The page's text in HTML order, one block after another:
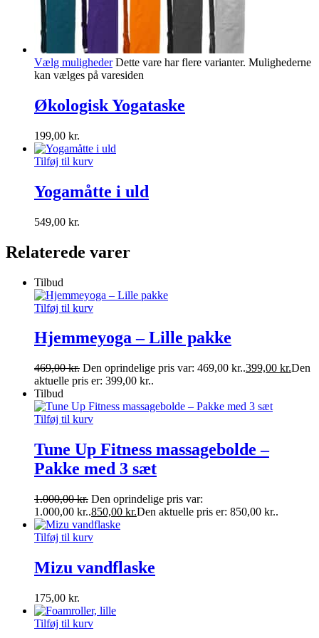
Vælg muligheder Dette vare har flere varianter. Mulighederne
kan vælges på varesiden
Økologisk Yogataske
199,00 kr.
Tilføj til kurv
Yogamåtte i uld
549,00 kr.
Relaterede varer
Tilbud
Tilføj til kurv
Hjemmeyoga – Lille pakke
469,00kr. Den oprindelige pris var: 469,00 kr..399,00 kr.Den
aktuelle pris er: 399,00 kr..
Tilbud
Tilføj til kurv
Tune Up Fitness massagebolde –
Pakke med 3 sæt
1.000,00kr. Den oprindelige pris var:
1.000,00 kr..850,00 kr.Den aktuelle pris er: 850,00 kr..
Tilføj til kurv
Mizu vandflaske
175,00 kr.
Tilføj til kurv